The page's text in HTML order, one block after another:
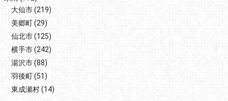
大仙市(219)
美郷町(29)
仙北市(125)
横手市(242)
湯沢市(88)
羽後町(51)
東成瀬村(14)